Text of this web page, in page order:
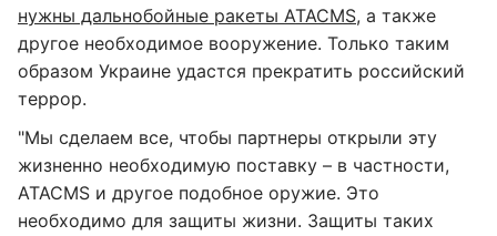
нужны дальнобойные ракеты ATACMS, а также
другое необходимое вооружение. Только таким
образом Украине удастся прекратить российский
террор.
"Мы сделаем все, чтобы партнеры открыли эту
жизненно необходимую поставку – в частности,
ATACMS и другое подобное оружие. Это
необходимо для защиты жизни. Защиты таких